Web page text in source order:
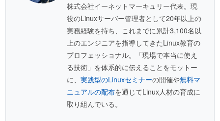
株式会社イーネットマーキュリー代表。現
役のLinuxサーバー管理者として20年以上の
実務経験を持ち、これまでに累計3,100名以
上のエンジニアを指導してきたLinux教育の
プロフェッショナル。「現場で本当に使え
る技術」を体系的に伝えることをモットー
に、実践型のLinuxセミナーの開催や無料マ
ニュアルの配布を通じてLinux人材の育成に
取り組んでいる。